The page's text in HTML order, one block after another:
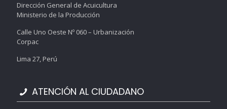
Dirección General de Acuicultura
Ministerio de la Producción
Calle Uno Oeste Nº 060 – Urbanización
Corpac
Lima 27, Perú
ATENCIÓN AL CIUDADANO